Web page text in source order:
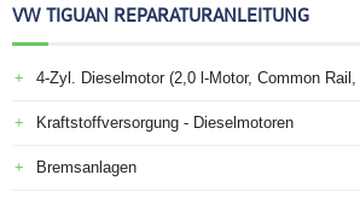
VW TIGUAN REPARATURANLEITUNG
4-Zyl. Dieselmotor (2,0 l-Motor, Common
Kraftstoffversorgung - Dieselmotoren
Bremsanlagen